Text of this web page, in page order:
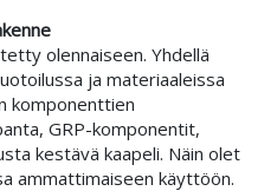
olennaiseen. Yhdellä
ja materiaaleissa
komponenttien
GRP-komponentit,
kestävä kaapeli. Näin olet
ammattimaiseen käyttöön.